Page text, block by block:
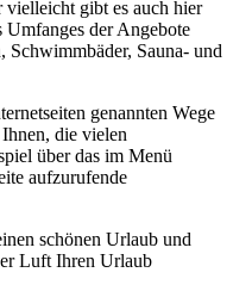
vielleicht gibt es auch hier
Umfanges der Angebote
Sauna- und
genannten Wege
die vielen
über das im Menü
aufzurufende
schönen Urlaub und
Luft Ihren Urlaub